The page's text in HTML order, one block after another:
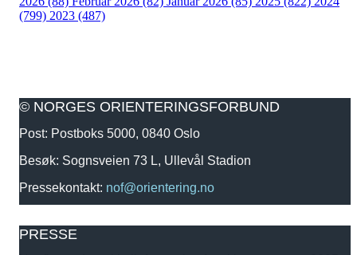
(799) 2023 (487)
© NORGES ORIENTERINGSFORBUND
Post: Postboks 5000, 0840 Oslo
Besøk: Sognsveien 73 L, Ullevål Stadion
Pressekontakt: nof@orientering.no
PRESSE